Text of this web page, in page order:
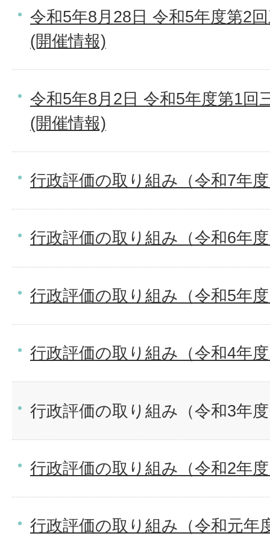
令和5年8月28日 令和5年度第2
(開催情報)
令和5年8月2日 令和5年度第1回
(開催情報)
行政評価の取り組み（令和7年
行政評価の取り組み（令和6年
行政評価の取り組み（令和5年
行政評価の取り組み（令和4年
行政評価の取り組み（令和3年
行政評価の取り組み（令和2年
行政評価の取り組み（令和元年